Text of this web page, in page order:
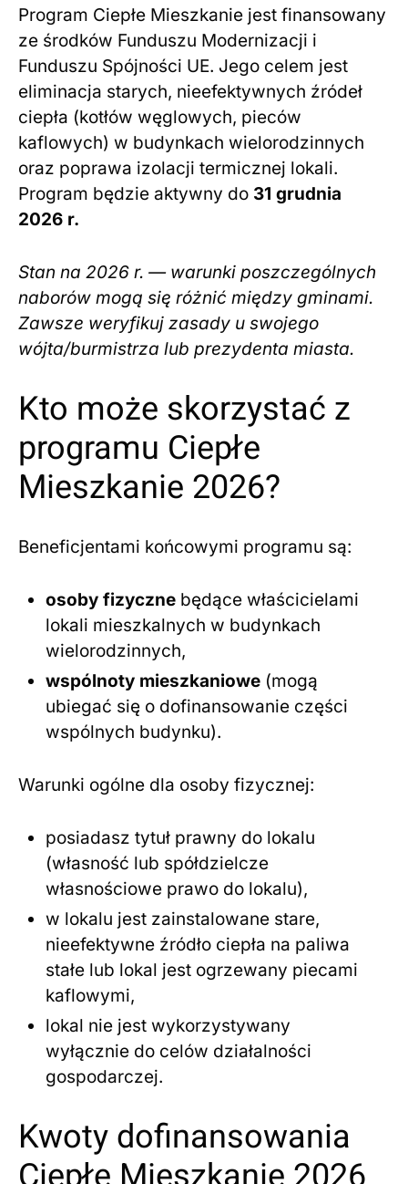
Program Ciepłe Mieszkanie jest finansowany
ze środków Funduszu Modernizacji i
Funduszu Spójności UE. Jego celem jest
eliminacja starych, nieefektywnych źródeł
ciepła (kotłów węglowych, pieców
kaflowych) w budynkach wielorodzinnych
oraz poprawa izolacji termicznej lokali.
Program będzie aktywny do 31 grudnia
2026 r.
Stan na 2026 r. — warunki poszczególnych
naborów mogą się różnić między gminami.
Zawsze weryfikuj zasady u swojego
wójta/burmistrza lub prezydenta miasta.
Kto może skorzystać z
programu Ciepłe
Mieszkanie 2026?
Beneficjentami końcowymi programu są:
osoby fizyczne będące właścicielami
lokali mieszkalnych w budynkach
wielorodzinnych,
wspólnoty mieszkaniowe (mogą
ubiegać się o dofinansowanie części
wspólnych budynku).
Warunki ogólne dla osoby fizycznej:
posiadasz tytuł prawny do lokalu
(własność lub spółdzielcze
własnościowe prawo do lokalu),
w lokalu jest zainstalowane stare,
nieefektywne źródło ciepła na paliwa
stałe lub lokal jest ogrzewany piecami
kaflowymi,
lokal nie jest wykorzystywany
wyłącznie do celów działalności
gospodarczej.
Kwoty dofinansowania